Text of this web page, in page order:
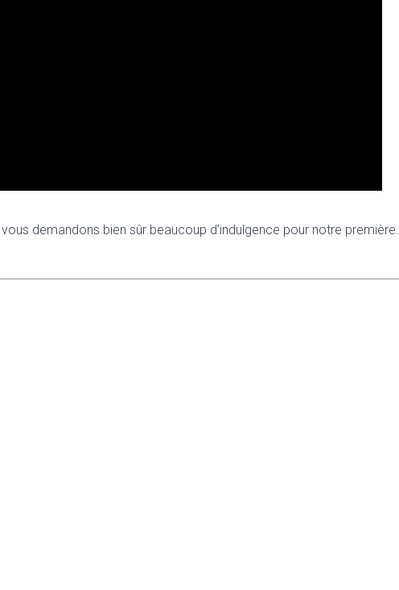
demandons bien sûr beaucoup d’indulgence pour notre première.